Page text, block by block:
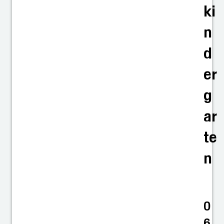
ki
n
d
er
g
ar
te
n
0